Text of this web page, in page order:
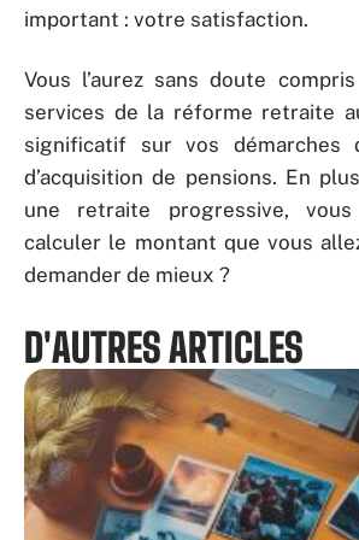
important : votre satisfaction.
Vous l’aurez sans doute
services de la réforme retraite
significatif sur vos démarches
d’acquisition de pensions. En
une retraite progressive,
calculer le montant que vous
demander de mieux ?
D'AUTRES ARTICLES